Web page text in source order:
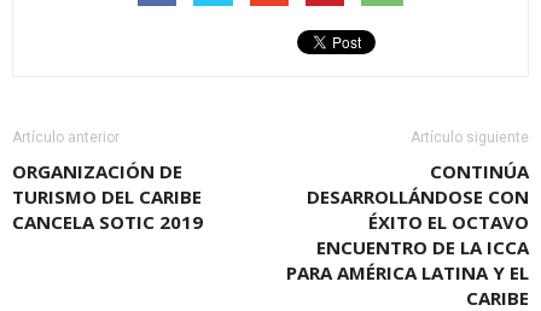
Artículo anterior
ORGANIZACIÓN DE
TURISMO DEL CARIBE
CANCELA SOTIC 2019
Artículo siguiente
CONTINÚA
DESARROLLÁNDOSE CON
ÉXITO EL OCTAVO
ENCUENTRO DE LA ICCA
PARA AMÉRICA LATINA Y EL
CARIBE